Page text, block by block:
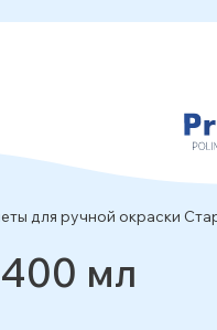
для ручной окраски
мл